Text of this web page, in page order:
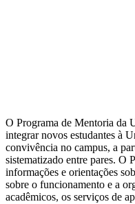
O Programa de Mentoria da
integrar novos estudantes à
convivência no campus, a
sistematizado entre pares. O
informações e orientações
sobre o funcionamento e a
acadêmicos, os serviços de